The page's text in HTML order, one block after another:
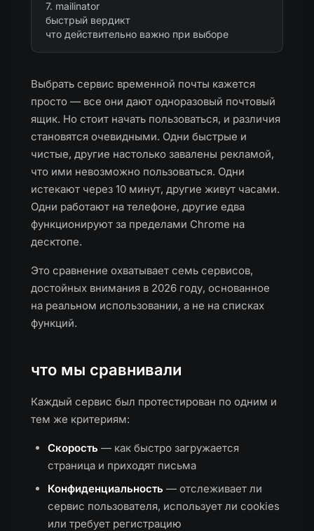
7. mailinator
быстрый вердикт
что действительно важно при выборе
Выбрать сервис временной почты кажется
просто — все они дают одноразовый почтовый
ящик. Но стоит начать пользоваться, и различия
становятся очевидными. Одни быстрые и
чистые, другие настолько завалены рекламой,
что ими невозможно пользоваться. Одни
истекают через 10 минут, другие живут часами.
Одни работают на телефоне, другие едва
функционируют за пределами Chrome на
десктопе.
Это сравнение охватывает семь сервисов,
достойных внимания в 2026 году, основанное
на реальном использовании, а не на списках
функций.
что мы сравнивали
Каждый сервис был протестирован по одним и
тем же критериям:
Скорость — как быстро загружается
страница и приходят письма
Конфиденциальность — отслеживает ли
сервис пользователя, использует ли cookies
или требует регистрацию